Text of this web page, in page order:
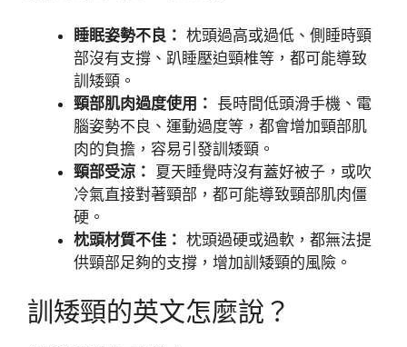
睡眠姿勢不良： 枕頭過高或過低、側睡時頸
部沒有支撐、趴睡壓迫頸椎等，都可能導致
訓矮頸。
頸部肌肉過度使用： 長時間低頭滑手機、電
腦姿勢不良、運動過度等，都會增加頸部肌
肉的負擔，容易引發訓矮頸。
頸部受涼： 夏天睡覺時沒有蓋好被子，或吹
冷氣直接對著頸部，都可能導致頸部肌肉僵
硬。
枕頭材質不佳： 枕頭過硬或過軟，都無法提
供頸部足夠的支撐，增加訓矮頸的風險。
訓矮頸的英文怎麼說？